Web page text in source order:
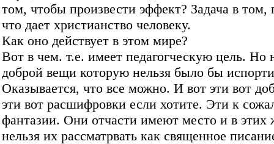
том, чтобы произвести эффект? Задача в том,
что дает христианство человеку.
Как оно действует в этом мире?
Вот в чем. т.е. имеет педагогческую цель. Но
доброй вещи которую нельзя было бы
Оказывается, что все можно. И вот эти вот
эти вот расшифровки если хотите. Эти к
фантазии. Они отчасти имеют место и в этих
нельзя их рассматрвать как священное